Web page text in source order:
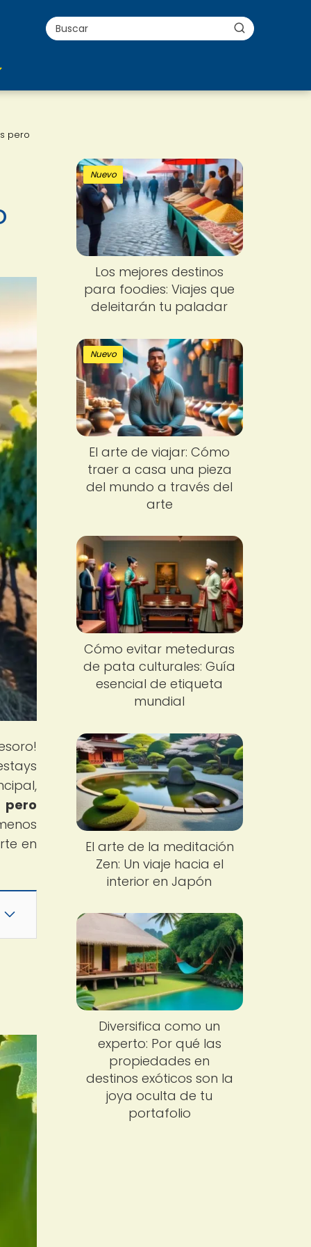
pero
pero
en
Nuevo
Los mejores destinos
para foodies: Viajes que
deleitarán tu paladar
Nuevo
El arte de viajar: Cómo
traer a casa una pieza
del mundo a través del
arte
Cómo evitar meteduras
de pata culturales: Guía
esencial de etiqueta
mundial
El arte de la meditación
Zen: Un viaje hacia el
interior en Japón
Diversifica como un
experto: Por qué las
propiedades en
destinos exóticos son la
joya oculta de tu
portafolio